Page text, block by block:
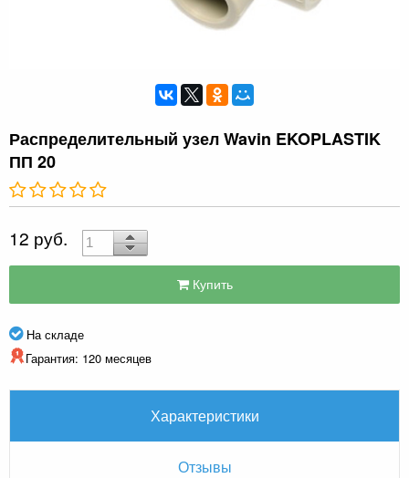
Распределительный узел Wavin EKOPLASTIK
ПП 20
12 руб.
Купить
На складе
Гарантия: 120 месяцев
Характеристики
Отзывы